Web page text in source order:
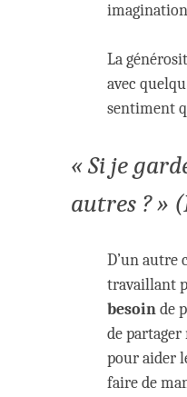
La
avec
sentiment
« Si je
autres ? »
D’un autre
travaillant
besoinde
de partager
pour aider
faire de